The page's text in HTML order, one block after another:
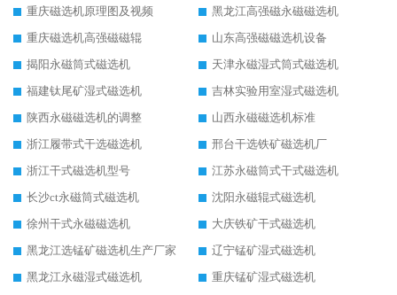
重庆磁选机原理图及视频
黑龙江高强磁永磁磁选机
重庆磁选机高强磁磁辊
山东高强磁磁选机设备
揭阳永磁筒式磁选机
天津永磁湿式筒式磁选机
福建钛尾矿湿式磁选机
吉林实验用室湿式磁选机
陕西永磁磁选机的调整
山西永磁磁选机标准
浙江履带式干选磁选机
邢台干选铁矿磁选机厂
浙江干式磁选机型号
江苏永磁筒式干式磁选机
长沙ct永磁筒式磁选机
沈阳永磁辊式磁选机
徐州干式永磁磁选机
大庆铁矿干式磁选机
黑龙江选锰矿磁选机生产厂家
辽宁锰矿湿式磁选机
黑龙江永磁湿式磁选机
重庆锰矿湿式磁选机